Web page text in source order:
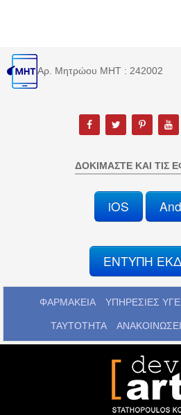
Αρ. Μητρώου MHT : 242002
ΔΟΚΙΜΆΣΤΕ ΚΑΙ ΤΙΣ
iOS
ΕΝΤΥΠΗ
ΦΑΡΜΑΚΕΙΑ ΥΠΗΡΕΣΙΕΣ
ΤΑΥΤΟΤΗΤΑ